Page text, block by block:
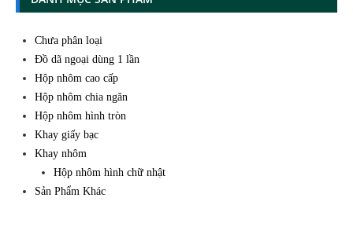
Chưa phân loại
Đồ dã ngoại dùng 1 lần
Hộp nhôm cao cấp
Hộp nhôm chia ngăn
Hộp nhôm hình tròn
Khay giấy bạc
Khay nhôm
Hộp nhôm hình chữ nhật
Sản Phẩm Khác